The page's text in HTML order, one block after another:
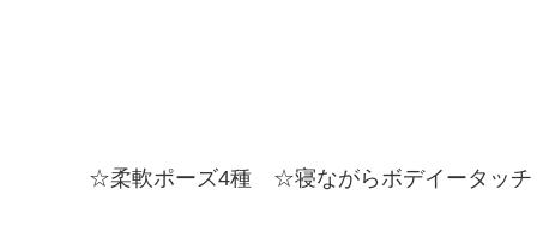
☆柔軟ポーズ4種 ☆寝ながらボデイータッ